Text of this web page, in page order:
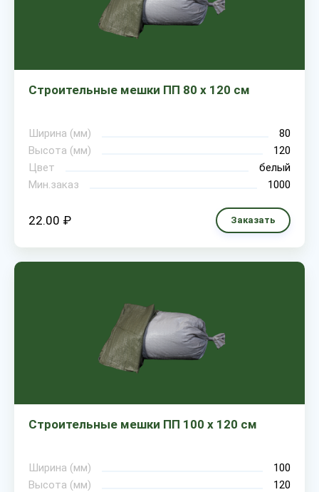
Строительные мешки ПП 80 х 120 см
Ширина (мм)
80
Высота (мм)
120
Цвет
белый
Мин.заказ
1000
22.00 ₽ Заказать
Строительные мешки ПП 100 х 120 см
Ширина (мм)
100
Высота (мм)
120